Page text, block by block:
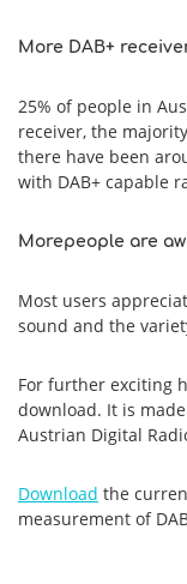
More DAB+
25% of people in
receiver, the
there have been
with DAB+ capable
Morepeople are
Most users
sound and the
For further exciting
download. It is
Austrian Digital
Download the
measurement of